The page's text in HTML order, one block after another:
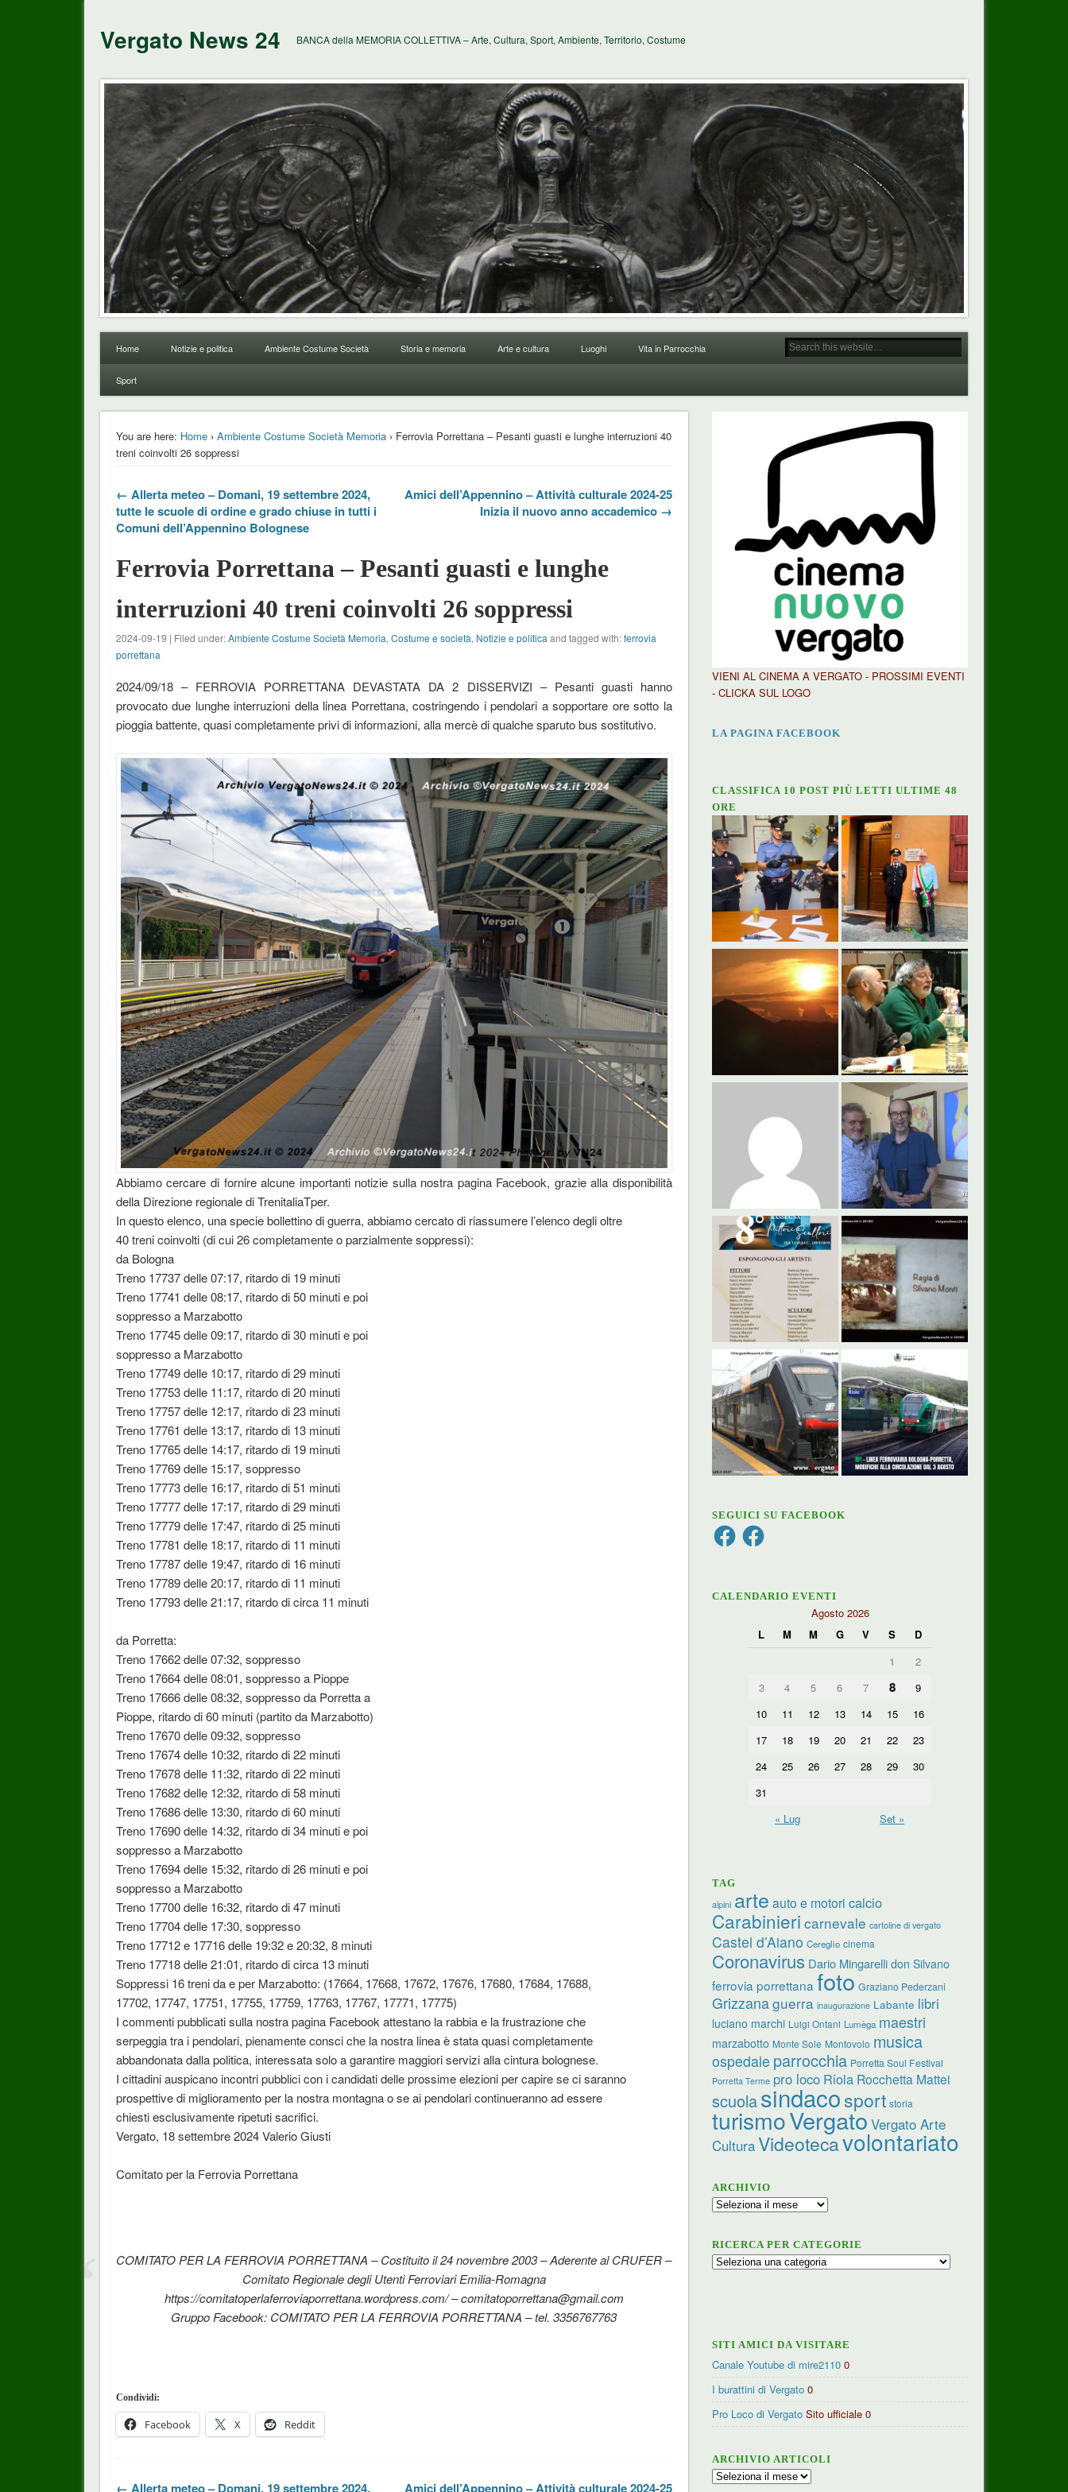
Vergato News 24 BANCA della MEMORIA COLLETTIVA – Arte, Cultura, Sport, Ambiente, Territorio, Costume
Home Notizie e politica Ambiente Costume Società Storia e memoria Arte e cultura Luoghi Vita in Parrocchia
Sport
You are here: Home› Ambiente Costume Società Memoria› Ferrovia Porrettana – Pesanti guasti e lunghe interruzioni 40
treni coinvolti 26 soppressi
← Allerta meteo – Domani, 19 settembre 2024,
tutte le scuole di ordine e grado chiuse in tutti i
Comuni dell’Appennino Bolognese
Amici dell’Appennino – Attività culturale 2024-25
Inizia il nuovo anno accademico →
Ferrovia Porrettana – Pesanti guasti e lunghe
interruzioni 40 treni coinvolti 26 soppressi
2024-09-19 | Filed under:Ambiente Costume Società Memoria, Costume e società, Notizie e politica and tagged with:ferrovia
porrettana
2024/09/18 – FERROVIA PORRETTANA DEVASTATA DA 2 DISSERVIZI – Pesanti guasti hanno
provocato due lunghe interruzioni della linea Porrettana, costringendo i pendolari a sopportare ore sotto la
pioggia battente, quasi completamente privi di informazioni, alla mercè di qualche sparuto bus sostitutivo.
Abbiamo cercare di fornire alcune importanti notizie sulla nostra pagina Facebook, grazie alla disponibilità
della Direzione regionale di TrenitaliaTper.
In questo elenco, una specie bollettino di guerra, abbiamo cercato di riassumere l’elenco degli oltre
40 treni coinvolti (di cui 26 completamente o parzialmente soppressi):
da Bologna
Treno 17737 delle 07:17, ritardo di 19 minuti
Treno 17741 delle 08:17, ritardo di 50 minuti e poi
soppresso a Marzabotto
Treno 17745 delle 09:17, ritardo di 30 minuti e poi
soppresso a Marzabotto
Treno 17749 delle 10:17, ritardo di 29 minuti
Treno 17753 delle 11:17, ritardo di 20 minuti
Treno 17757 delle 12:17, ritardo di 23 minuti
Treno 17761 delle 13:17, ritardo di 13 minuti
Treno 17765 delle 14:17, ritardo di 19 minuti
Treno 17769 delle 15:17, soppresso
Treno 17773 delle 16:17, ritardo di 51 minuti
Treno 17777 delle 17:17, ritardo di 29 minuti
Treno 17779 delle 17:47, ritardo di 25 minuti
Treno 17781 delle 18:17, ritardo di 11 minuti
Treno 17787 delle 19:47, ritardo di 16 minuti
Treno 17789 delle 20:17, ritardo di 11 minuti
Treno 17793 delle 21:17, ritardo di circa 11 minuti
da Porretta:
Treno 17662 delle 07:32, soppresso
Treno 17664 delle 08:01, soppresso a Pioppe
Treno 17666 delle 08:32, soppresso da Porretta a
Pioppe, ritardo di 60 minuti (partito da Marzabotto)
Treno 17670 delle 09:32, soppresso
Treno 17674 delle 10:32, ritardo di 22 minuti
Treno 17678 delle 11:32, ritardo di 22 minuti
Treno 17682 delle 12:32, ritardo di 58 minuti
Treno 17686 delle 13:30, ritardo di 60 minuti
Treno 17690 delle 14:32, ritardo di 34 minuti e poi
soppresso a Marzabotto
Treno 17694 delle 15:32, ritardo di 26 minuti e poi
soppresso a Marzabotto
Treno 17700 delle 16:32, ritardo di 47 minuti
Treno 17704 delle 17:30, soppresso
Treno 17712 e 17716 delle 19:32 e 20:32, 8 minuti
Treno 17718 delle 21:01, ritardo di circa 13 minuti
Soppressi 16 treni da e per Marzabotto: (17664, 17668, 17672, 17676, 17680, 17684, 17688,
17702, 17747, 17751, 17755, 17759, 17763, 17767, 17771, 17775)
I commenti pubblicati sulla nostra pagina Facebook attestano la rabbia e la frustrazione che
serpeggia tra i pendolari, pienamente consci che la nostra linea è stata quasi completamente
abbandonata dalla politica, interessata solo a garantire maggiori servizi alla cintura bolognese.
I cittadini auspicano incontri pubblici con i candidati delle prossime elezioni per capire se ci saranno
prospettive di miglioramento per la nostra montagna o se ai pendolari continueranno ad essere
chiesti esclusivamente ripetuti sacrifici.
Vergato, 18 settembre 2024 Valerio Giusti
Comitato per la Ferrovia Porrettana
COMITATO PER LA FERROVIA PORRETTANA – Costituito il 24 novembre 2003 – Aderente al CRUFER –
Comitato Regionale degli Utenti Ferroviari Emilia-Romagna
https://comitatoperlaferroviaporrettana.wordpress.com/ – comitatoporrettana@gmail.com
Gruppo Facebook: COMITATO PER LA FERROVIA PORRETTANA – tel. 3356767763
Condividi:
Facebook X Reddit
← Allerta meteo – Domani, 19 settembre 2024,
Amici dell’Appennino – Attività culturale 2024-25
VIENI AL CINEMA A VERGATO - PROSSIMI EVENTI
- CLICKA SUL LOGO
LA PAGINA FACEBOOK
CLASSIFICA 10 POST PIÙ LETTI ULTIME 48
ORE
SEGUICI SU FACEBOOK
FacebookFacebook
CALENDARIO EVENTI
Agosto 2026
L
M M G V S
D
1
2
3
4 5 6 7 8
9
10
11 12 13 14 15
16
17
18 19 20 21 22
23
24
25 26 27 28 29
30
31
« Lug
Set »
TAG
alpini arte auto e motori calcio
Carabinieri carnevale cartoline di vergato
Castel d’Aiano Cereglio cinema
Coronavirus Dario Mingarelli don Silvano
ferrovia porrettana foto Graziano Pederzani
Grizzanaguerra inaugurazione Labante libri
luciano marchi Luigi Ontani Lumèga maestri
marzabotto Monte Sole Montovolo musica
ospedale parrocchia Porretta Soul Festival
Porretta Terme pro loco Riola Rocchetta Mattei
scuolasindacosport storia
turismoVergato Vergato Arte
CulturaVideotecavolontariato
ARCHIVIO
Archivio
RICERCA PER CATEGORIE
Ricerca
SITI AMICI DA VISITARE
Canale Youtube di mire2110 0
I burattini di Vergato 0
Pro Loco di Vergato Sito ufficiale 0
ARCHIVIO ARTICOLI
Archivio